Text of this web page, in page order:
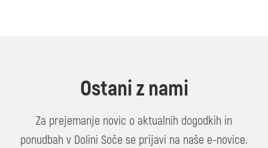
Ostani z nami
Za prejemanje novic o aktualnih dogodkih in
ponudbah v Dolini Soče se prijavi na naše e-novice.